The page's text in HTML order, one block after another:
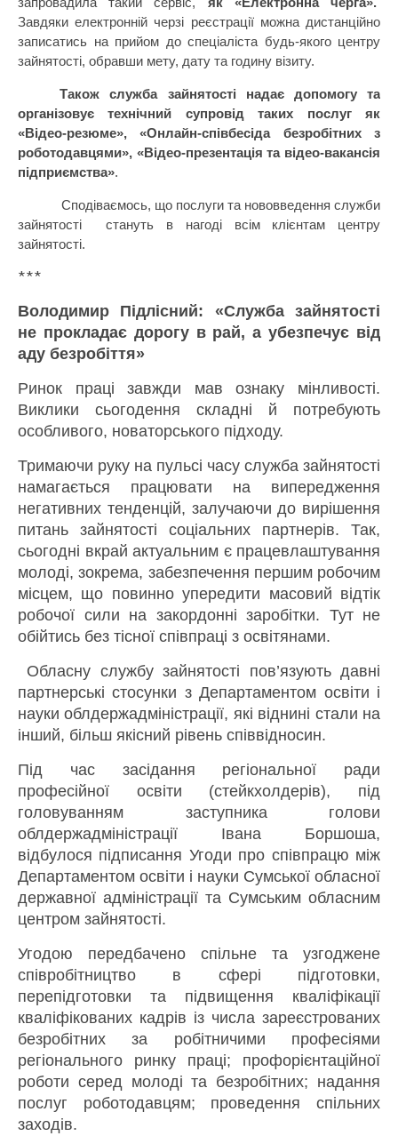
Завдяки електронній черзі реєстрації можна дистанційно
записатись на прийом до спеціаліста будь-якого центру
зайнятості, обравши мету, дату та годину візиту.
Також служба зайнятості надає допомогу та
організовує технічний супровід таких послуг як
«Відео-резюме», «Онлайн-співбесіда безробітних з
роботодавцями», «Відео-презентація та відео-вакансія
підприємства».
Сподіваємось, що послуги та нововведення служби
зайнятості
стануть в нагоді всім клієнтам центру
зайнятості.
***
Володимир Підлісний: «Служба зайнятості
не прокладає дорогу в рай, а убезпечує від
аду безробіття»
Ринок праці завжди мав ознаку мінливості.
Виклики сьогодення складні й потребують
особливого, новаторського підходу.
Тримаючи руку на пульсі часу служба зайнятості
намагається працювати на випередження
негативних тенденцій, залучаючи до вирішення
питань зайнятості соціальних партнерів. Так,
сьогодні вкрай актуальним є працевлаштування
молоді, зокрема, забезпечення першим робочим
місцем, що повинно упередити масовий відтік
робочої сили на закордонні заробітки. Тут не
обійтись без тісної співпраці з освітянами.
Обласну службу зайнятості пов’язують давні
партнерські стосунки з Департаментом освіти і
науки облдержадміністрації, які віднині стали на
інший, більш якісний рівень співвідносин.
Під час засідання регіональної ради
професійної освіти (стейкхолдерів), під
головуванням заступника голови
облдержадміністрації Івана Боршоша,
відбулося підписання Угоди про співпрацю між
Департаментом освіти і науки Сумської обласної
державної адміністрації та Сумським обласним
центром зайнятості.
Угодою передбачено спільне та узгоджене
співробітництво в сфері підготовки,
перепідготовки та підвищення кваліфікації
кваліфікованих кадрів із числа зареєстрованих
безробітних за робітничими професіями
регіонального ринку праці; профорієнтаційної
роботи серед молоді та безробітних; надання
послуг роботодавцям; проведення спільних
заходів.